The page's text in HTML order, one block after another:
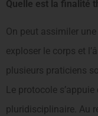
Quelle est la finalité
On peut assimiler
exploser le corps et
plusieurs praticiens
Le protocole
pluridisciplinaire. Au